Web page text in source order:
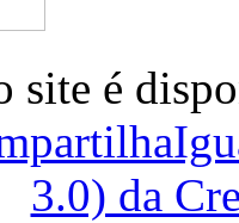
site é
3.0) da